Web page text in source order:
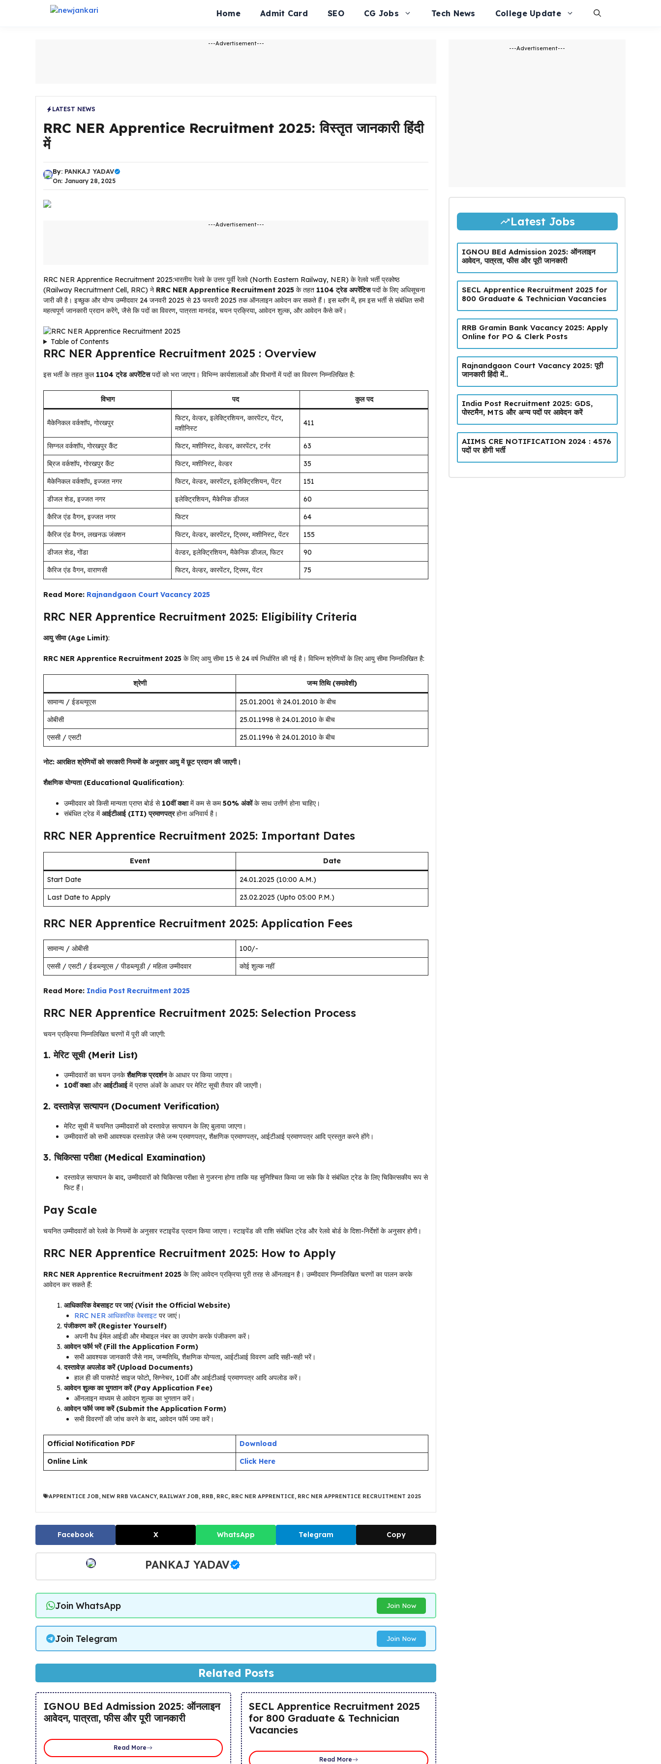
Home Admit Card SEO CG Jobs Tech News College Update
---Advertisement---
LATEST NEWS
RRC NER Apprentice Recruitment 2025: विस्तृत जानकारी हिंदी
में
By: PANKAJ YADAV
On: January 28, 2025
---Advertisement---
RRC NER Apprentice Recruitment 2025:भारतीय रेलवे के उत्तर पूर्वी रेलवे (North Eastern Railway, NER) के रेलवे भर्ती प्रकोष्ठ
(Railway Recruitment Cell, RRC) ने RRC NER Apprentice Recruitment 2025 के तहत 1104 ट्रेड अपरेंटिसपदों के लिए अधिसूचना
जारी की है। इच्छुक और योग्य उम्मीदवार 24 जनवरी 2025 से 23 फरवरी 2025 तक ऑनलाइन आवेदन कर सकते हैं। इस ब्लॉग में, हम इस भर्ती से संबंधित सभी
महत्वपूर्ण जानकारी प्रदान करेंगे, जैसे कि पदों का विवरण, पात्रता मानदंड, चयन प्रक्रिया, आवेदन शुल्क, और आवेदन कैसे करें।
Table of Contents
RRC NER Apprentice Recruitment 2025 : Overview
इस भर्ती के तहत कुल 1104 ट्रेड अपरेंटिसपदों को भरा जाएगा। विभिन्न कार्यशालाओं और विभागों में पदों का विवरण निम्नलिखित है:
विभाग पद कुल पद
मैकेनिकल वर्कशॉप, गोरखपुर
फिटर, वेल्डर, इलेक्ट्रिशियन, कारपेंटर, पेंटर,
मशीनिस्ट
411
सिग्नल वर्कशॉप, गोरखपुर कैंट फिटर, मशीनिस्ट, वेल्डर, कारपेंटर, टर्नर
63
ब्रिज वर्कशॉप, गोरखपुर कैंट
फिटर, मशीनिस्ट, वेल्डर
35
मैकेनिकल वर्कशॉप, इज्जत नगर
फिटर, वेल्डर, कारपेंटर, इलेक्ट्रिशियन, पेंटर
151
डीजल शेड, इज्जत नगर
इलेक्ट्रिशियन, मैकेनिक डीजल
60
कैरिज एंड वैगन, इज्जत नगर
फिटर
64
कैरिज एंड वैगन, लखनऊ जंक्शन
फिटर, वेल्डर, कारपेंटर, ट्रिमर, मशीनिस्ट, पेंटर
155
डीजल शेड, गोंडा
वेल्डर, इलेक्ट्रिशियन, मैकेनिक डीजल, फिटर
90
कैरिज एंड वैगन, वाराणसी
फिटर, वेल्डर, कारपेंटर, ट्रिमर, पेंटर 75
Read More: Rajnandgaon Court Vacancy 2025
RRC NER Apprentice Recruitment 2025: Eligibility Criteria
आयु सीमा (Age Limit):
RRC NER Apprentice Recruitment 2025 के लिए आयु सीमा 15 से 24 वर्ष निर्धारित की गई है। विभिन्न श्रेणियों के लिए आयु सीमा निम्नलिखित है:
श्रेणी जन्म तिथि (समावेशी)
सामान्य / ईडब्ल्यूएस
25.01.2001 से 24.01.2010 के बीच
ओबीसी
25.01.1998 से 24.01.2010 के बीच
एससी / एसटी
25.01.1996 से 24.01.2010 के बीच
नोट: आरक्षित श्रेणियों को सरकारी नियमों के अनुसार आयु में छूट प्रदान की जाएगी।
शैक्षणिक योग्यता (Educational Qualification):
उम्मीदवार को किसी मान्यता प्राप्त बोर्ड से 10वीं कक्षामें कम से कम50% अंकोंके साथ उत्तीर्ण होना चाहिए।
संबंधित ट्रेड मेंआईटीआई (ITI) प्रमाणपत्रहोना अनिवार्य है।
RRC NER Apprentice Recruitment 2025: Important Dates
Event Date
Start Date
24.01.2025 (10:00 A.M.)
Last Date to Apply
23.02.2025 (Upto 05:00 P.M.)
RRC NER Apprentice Recruitment 2025: Application Fees
सामान्य / ओबीसी
₹100/-
एससी / एसटी / ईडब्ल्यूएस / पीडब्ल्यूडी / महिला उम्मीदवार
कोई शुल्क नहीं
Read More: India Post Recruitment 2025
RRC NER Apprentice Recruitment 2025: Selection Process
चयन प्रक्रिया निम्नलिखित चरणों में पूरी की जाएगी:
1. मेरिट सूची (Merit List)
उम्मीदवारों का चयन उनकेशैक्षणिक प्रदर्शनके आधार पर किया जाएगा।
10वीं कक्षाऔरआईटीआईमें प्राप्त अंकों के आधार पर मेरिट सूची तैयार की जाएगी।
2. दस्तावेज़ सत्यापन (Document Verification)
मेरिट सूची में चयनित उम्मीदवारों को दस्तावेज़ सत्यापन के लिए बुलाया जाएगा।
उम्मीदवारों को सभी आवश्यक दस्तावेज़ जैसे जन्म प्रमाणपत्र, शैक्षणिक प्रमाणपत्र, आईटीआई प्रमाणपत्र आदि प्रस्तुत करने होंगे।
3. चिकित्सा परीक्षा (Medical Examination)
दस्तावेज़ सत्यापन के बाद, उम्मीदवारों को चिकित्सा परीक्षा से गुजरना होगा ताकि यह सुनिश्चित किया जा सके कि वे संबंधित ट्रेड के लिए चिकित्सकीय रूप से
फिट हैं।
Pay Scale
चयनित उम्मीदवारों को रेलवे के नियमों के अनुसार स्टाइपेंड प्रदान किया जाएगा। स्टाइपेंड की राशि संबंधित ट्रेड और रेलवे बोर्ड के दिशा-निर्देशों के अनुसार होगी।
RRC NER Apprentice Recruitment 2025: How to Apply
RRC NER Apprentice Recruitment 2025 के लिए आवेदन प्रक्रिया पूरी तरह से ऑनलाइन है। उम्मीदवार निम्नलिखित चरणों का पालन करके
आवेदन कर सकते हैं:
आधिकारिक वेबसाइट पर जाएं (Visit the Official Website)
RRC NER आधिकारिक वेबसाइट पर जाएं।
पंजीकरण करें (Register Yourself)
अपनी वैध ईमेल आईडी और मोबाइल नंबर का उपयोग करके पंजीकरण करें।
आवेदन फॉर्म भरें (Fill the Application Form)
सभी आवश्यक जानकारी जैसे नाम, जन्मतिथि, शैक्षणिक योग्यता, आईटीआई विवरण आदि सही-सही भरें।
दस्तावेज़ अपलोड करें (Upload Documents)
हाल ही की पासपोर्ट साइज फोटो, सिग्नेचर, 10वीं और आईटीआई प्रमाणपत्र आदि अपलोड करें।
आवेदन शुल्क का भुगतान करें (Pay Application Fee)
ऑनलाइन माध्यम से आवेदन शुल्क का भुगतान करें।
आवेदन फॉर्म जमा करें (Submit the Application Form)
सभी विवरणों की जांच करने के बाद, आवेदन फॉर्म जमा करें।
Official Notification PDF
Download
Online Link
Click Here
APPRENTICE JOB NEW RRB VACANCY, RAILWAY JOB RRB RRC RRC NER APPRENTICE RRC NER APPRENTICE RECRUITMENT 2025
Facebook X WhatsApp Telegram Copy
PANKAJ YADAV
Join WhatsApp Join Now
Join Telegram Join Now
Related Posts
IGNOU BEd Admission 2025: ऑनलाइन
आवेदन, पात्रता, फीस और पूरी जानकारी
Read More
SECL Apprentice Recruitment 2025
for 800 Graduate & Technician
Vacancies
Read More
---Advertisement---
Latest Jobs
IGNOU BEd Admission 2025: ऑनलाइन
आवेदन, पात्रता, फीस और पूरी जानकारी
SECL Apprentice Recruitment 2025 for
800 Graduate & Technician Vacancies
RRB Gramin Bank Vacancy 2025: Apply
Online for PO & Clerk Posts
Rajnandgaon Court Vacancy 2025: पूरी
जानकारी हिंदी में..
India Post Recruitment 2025: GDS,
पोस्टमैन, MTS और अन्य पदों पर आवेदन करें
AIIMS CRE NOTIFICATION 2024 : 4576
पदों पर होगी भर्ती